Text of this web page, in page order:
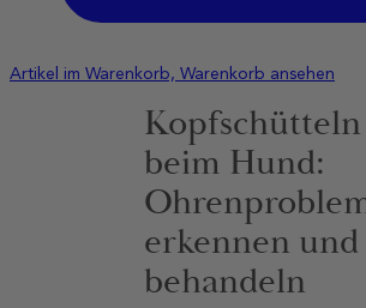
Artikel im Warenkorb, Warenkorb ansehen
Kopfschütteln
beim Hund:
erkennen und
behandeln